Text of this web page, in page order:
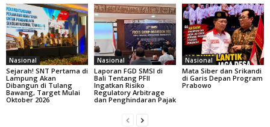
Nasional
Sejarah! SNT Pertama di
Lampung Akan
Dibangun di Tulang
Bawang, Target Mulai
Oktober 2026
Nasional
Laporan FGD SMSI di
Bali Tentang PFII
Ingatkan Risiko
Regulatory Arbitrage
dan Penghindaran Pajak
Nasional
Mata Siber dan Srikandi
di Garis Depan Program
Prabowo